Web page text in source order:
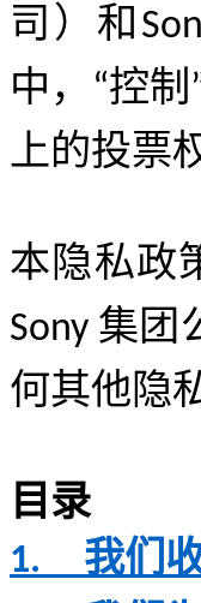
司）和
中， “控制
上的投票
本隐私政
Sony 集团
何其他隐
目 录
1. 我们